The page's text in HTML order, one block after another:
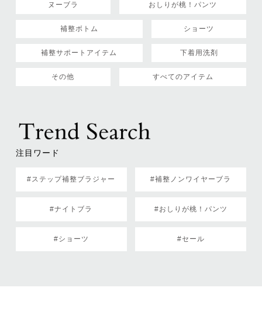
ヌーブラ おしりが桃！パンツ
補整ボトム ショーツ
補整サポートアイテム 下着用洗剤
その他 すべてのアイテム
注目ワード
#ステップ補整ブラジャー #補整ノンワイヤーブラ
#ナイトブラ #おしりが桃！パンツ
#ショーツ #セール